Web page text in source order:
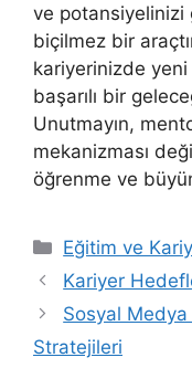
ve potansiyelinizi
biçilmez bir
kariyerinizde
başarılı bir
Unutmayın,
mekanizması
öğrenme ve
Kategoriler
Eğitim ve
Kariyer
Sosyal
Stratejileri